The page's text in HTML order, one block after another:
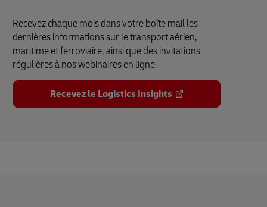
Recevez chaque mois dans votre boîte mail les
dernières informations sur le transport aérien,
maritime et ferroviaire, ainsi que des invitations
régulières à nos webinaires en ligne.
Recevez le Logistics Insights